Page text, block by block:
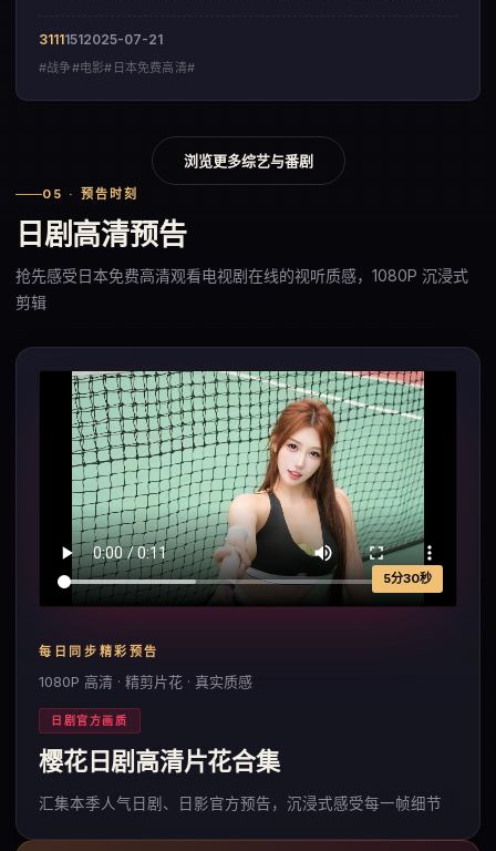
作。
31111512025-07-21
#战争#电影#日本免费高清#
浏览更多综艺与番剧
05 · 预告时刻
日剧高清预告
抢先感受日本免费高清观看电视剧在线的视听质感，1080P 沉浸式
剪辑
5分30秒
每日同步精彩预告
1080P 高清 · 精剪片花 · 真实质感
日剧官方画质
樱花日剧高清片花合集
汇集本季人气日剧、日影官方预告，沉浸式感受每一帧细节